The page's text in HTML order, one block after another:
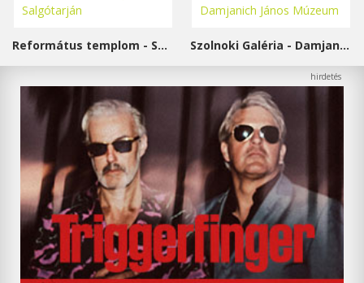
Református templom - Salgótarján Szolnoki Galéria - Damjanich János Múzeum